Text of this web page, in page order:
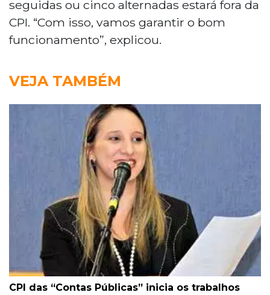
seguidas ou cinco alternadas estará fora da
CPI. “Com isso, vamos garantir o bom
funcionamento”, explicou.
VEJA TAMBÉM
CPI das “Contas Públicas” inicia os trabalhos